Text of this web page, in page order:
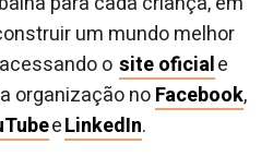
um mundo melhor
o site oficiale
organização noFacebook,
eLinkedIn.